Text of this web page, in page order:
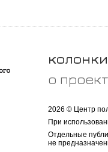
колонки
о
2026 © Центр
При
Отдельные
не